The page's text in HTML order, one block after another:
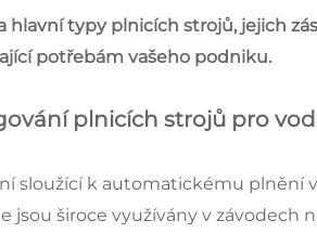
typy plnicích strojů, jejich
potřebám vašeho podniku.
plnicích strojů pro
sloužící k automatickému plnění
jsou široce využívány v závodech